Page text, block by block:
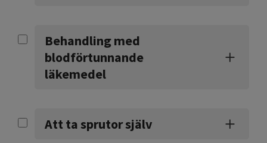
Behandling med
blodförtunnande
läkemedel
Att ta sprutor själv